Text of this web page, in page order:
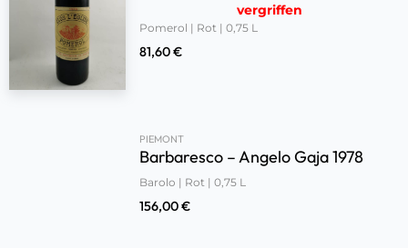
vergriffen
Pomerol | Rot | 0,75 L
81,60€
PIEMONT
Barbaresco – Angelo Gaja 1978
Barolo | Rot | 0,75 L
156,00€